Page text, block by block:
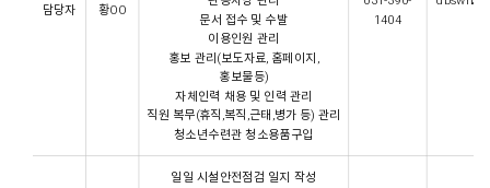
담당자 황OO
문서 접수 및 수발
이용인원 관리
홍보 관리(보도자료, 홈페이지,
홍보물등)
자체인력 채용 및 인력 관리
직원 복무(휴직,복직,근태,병가 등) 관리
청소년수련관 청소용품구입
1404
일일 시설안전점검 일지 작성